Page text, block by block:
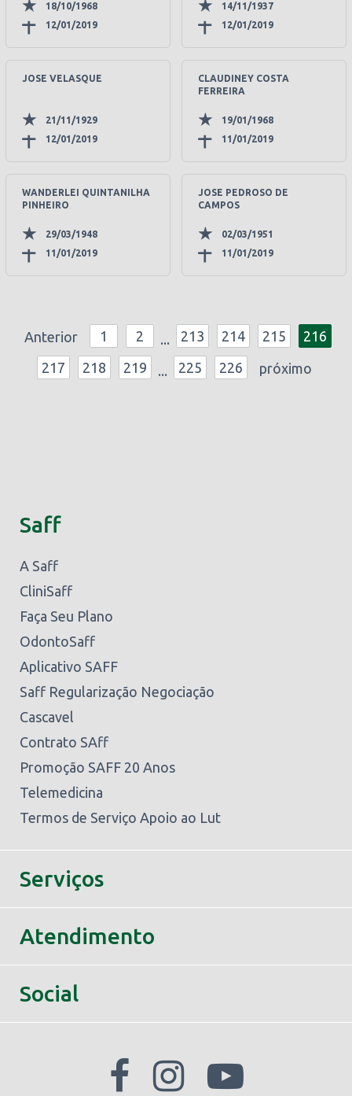
18/10/1968
12/01/2019
14/11/1937
12/01/2019
JOSE VELASQUE
21/11/1929
12/01/2019
CLAUDINEY COSTA
FERREIRA
19/01/1968
11/01/2019
WANDERLEI QUINTANILHA
PINHEIRO
29/03/1948
11/01/2019
JOSE PEDROSO DE
CAMPOS
02/03/1951
11/01/2019
Anterior 1 2 ... 213 214 215
216
217
218 219 ... 225 226 próximo
Saff
A Saff
CliniSaff
Faça Seu Plano
OdontoSaff
Aplicativo SAFF
Saff Regularização Negociação
Cascavel
Contrato SAff
Promoção SAFF 20 Anos
Telemedicina
Termos de Serviço Apoio ao Lut
Serviços
Atendimento
Social